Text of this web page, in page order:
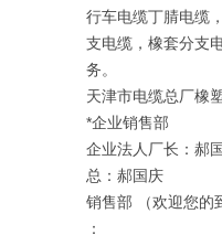
行车电缆丁腈电缆
支电缆，橡套分支
务。
天津市电缆总厂橡
*企业销售部
企业法人厂长：郝
总：郝国庆
销售部 （欢迎您的
：